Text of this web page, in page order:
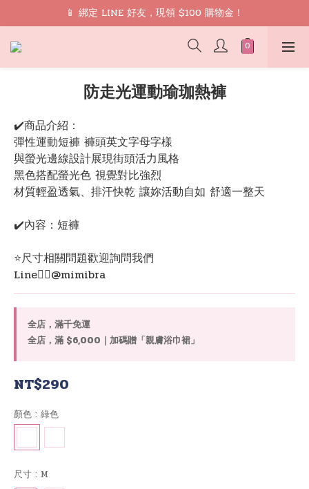
🎁 禮遇： 加入會員領取 9 折 優惠券再免運
📱 綁定 LINE 好友，現領 $100 購物金！
🎁 禮遇： 加入會員領取 9 折 優惠券再免運
防走光運動瑜珈熱褲
✔️商品介紹：
彈性運動短褲 褲頭英文字母字樣
與螢光邊線設計展現街頭活力風格
黑色搭配螢光色 視覺對比強烈
材質輕盈透氣、排汗快乾 讓妳活動自如 舒適一整天
✔️內容：短褲
⭐️尺寸相關問題歡迎詢問我們
Line👉🏻@mimibra
全店，滿千免運
全店，滿 $6,000｜加碼贈「親膚浴巾裙」
NT$290
顏色 : 綠色
尺寸 : M